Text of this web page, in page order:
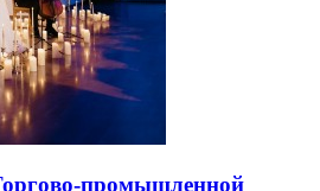
промышленной